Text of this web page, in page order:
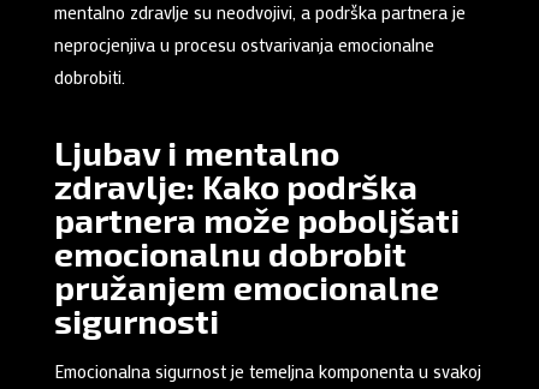
mentalno zdravlje su neodvojivi, a podrška partnera je
neprocjenjiva u procesu ostvarivanja emocionalne
dobrobiti.
Ljubav i mentalno
zdravlje: Kako podrška
partnera može poboljšati
emocionalnu dobrobit
pružanjem emocionalne
sigurnosti
Emocionalna sigurnost je temeljna komponenta u svakoj